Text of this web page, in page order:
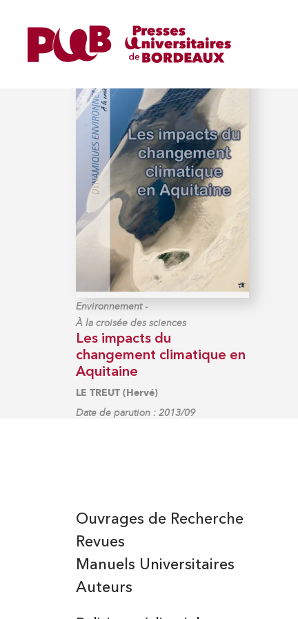
Environnement-
À la croisée des sciences
Les impacts du
changement climatique en
Aquitaine
LE TREUT (Hervé)
Date de parution : 2013/09
Auteurs
Manuels Universitaires
Ouvrages de Recherche
Revues